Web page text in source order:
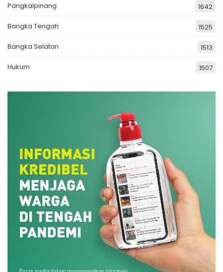
Pangkalpinang 1642
Bangka Tengah 1525
Bangka Selatan 1513
Hukum 1507